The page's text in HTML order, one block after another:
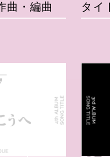
曲・編曲
タイ